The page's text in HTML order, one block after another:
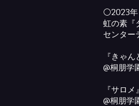
⚪2023年
虹の素『
センター
『きゃ
@桐朋学
『サロメ』
@桐朋学